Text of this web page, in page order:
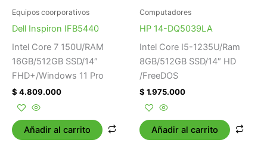
Equipos coorporativos
Dell Inspiron IFB5440
Intel Core 7 150U/RAM
16GB/512GB SSD/14″
FHD+/Windows 11 Pro
$ 4.809.000
Añadir al carrito
Computadores
HP 14-DQ5039LA
Intel Core I5-1235U/Ram
8GB/512GB SSD/14″ HD
/FreeDOS
$ 1.975.000
Añadir al carrito